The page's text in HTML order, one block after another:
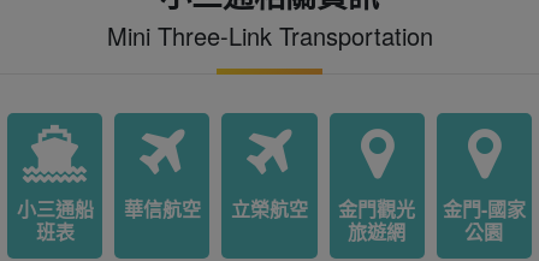
Mini Three-Link Transportation
小三通船
班表
華信航空 立榮航空
金門觀光
旅遊網
金門-國家
公園